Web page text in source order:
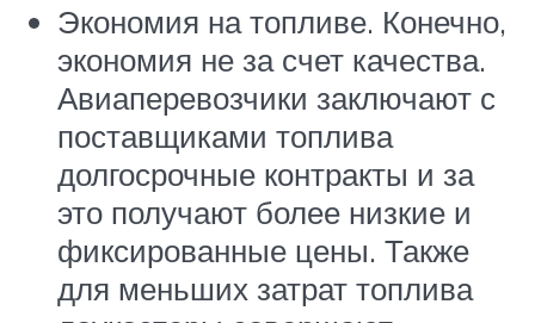
Экономия на топливе. Конечно,
экономия не за счет качества.
Авиаперевозчики заключают с
поставщиками топлива
долгосрочные контракты и за
это получают более низкие и
фиксированные цены. Также
для меньших затрат топлива